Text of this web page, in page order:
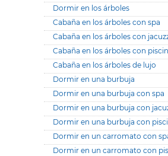
Dormir en los árboles
Cabaña en los árboles con spa
Cabaña en los árboles con
Cabaña en los árboles con
Cabaña en los árboles de lujo
Dormir en una burbuja
Dormir en una burbuja con spa
Dormir en una burbuja con
Dormir en una burbuja con
Dormir en un carromato con
Dormir en un carromato con